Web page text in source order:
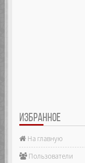
ИЗБРАННОЕ
На главную
Пользователи